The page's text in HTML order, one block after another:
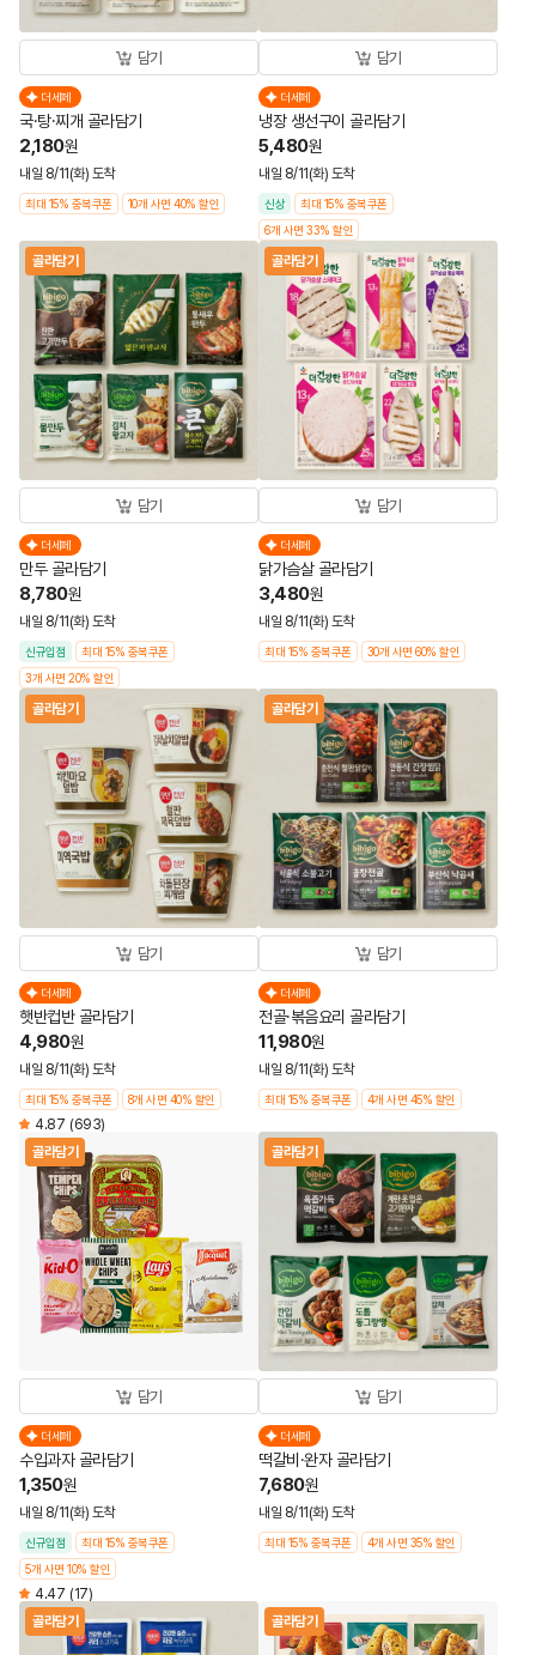
담기
더세페
국·탕·찌개 골라담기
2,180원
내일 8/11(화) 도착
최대 15% 중복쿠폰 10개 사면 40% 할인
담기
더세페
냉장 생선구이 골라담기
5,480원
내일 8/11(화) 도착
신상
최대 15% 중복쿠폰
6개 사면 33% 할인
골라담기
담기
더세페
만두 골라담기
8,780원
내일 8/11(화) 도착
신규입점
최대 15% 중복쿠폰
3개 사면 20% 할인
골라담기
담기
더세페
닭가슴살 골라담기
3,480원
내일 8/11(화) 도착
최대 15% 중복쿠폰 30개 사면 60% 할인
골라담기
담기
더세페
햇반컵반 골라담기
4,980원
내일 8/11(화) 도착
최대 15% 중복쿠폰 8개 사면 40% 할인
4.87 (693)
골라담기
담기
더세페
전골·볶음요리 골라담기
11,980원
내일 8/11(화) 도착
최대 15% 중복쿠폰 4개 사면 45% 할인
골라담기
담기
더세페
수입과자 골라담기
1,350원
내일 8/11(화) 도착
신규입점
최대 15% 중복쿠폰
5개 사면 10% 할인
4.47 (17)
골라담기
담기
더세페
떡갈비·완자 골라담기
7,680원
내일 8/11(화) 도착
최대 15% 중복쿠폰 4개 사면 35% 할인
골라담기 골라담기